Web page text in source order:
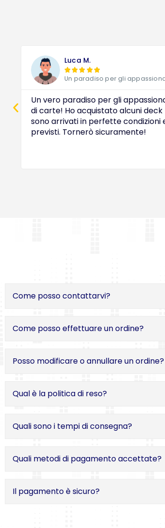
Luca M.
 
Un paradiso per gli
Un vero paradiso per gli
di carte! Ho acquistato alcuni deck
sono arrivati in perfette condizioni
previsti. Tornerò sicuramente!
Come posso contattarvi?
Come posso effettuare un ordine?
Posso modificare o annullare un ordine?
Qual è la politica di reso?
Quali sono i tempi di consegna?
Quali metodi di pagamento accettate?
Il pagamento è sicuro?